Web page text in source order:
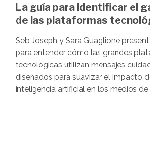
La guía para identificar el
de las plataformas
Seb Joseph y Sara Guaglione
para entender cómo las grandes
tecnológicas utilizan mensajes
diseñados para suavizar el impacto
inteligencia artificial en los medios